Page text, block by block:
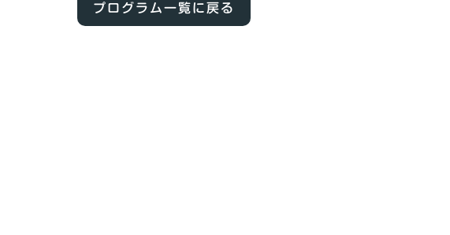
プログラム一覧に戻る